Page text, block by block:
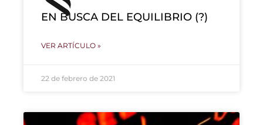
EN BUSCA DEL EQUILIBRIO (?)
VER ARTÍCULO »
22 de febrero de 2021